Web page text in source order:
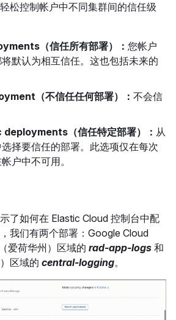
松控制帐户中不同集群间的信任级
（信任所有部署）： 您帐户
默认为相互信任。这也包括未来的
（不信任任何部署）： 不会信
（信任特定部署）： 从
择要信任的部署。此选项仅在每次
户中不可用。
了如何在 Elastic Cloud 控制台中配
我们有两个部署：Google Cloud
爱荷华州）区域的 rad-app-logs 和
区域的 central-logging。